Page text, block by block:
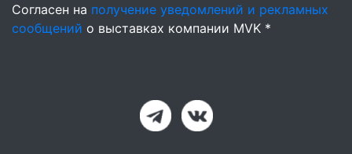
Согласен на получение уведомлений и рекламных
сообщений о выставках компании MVK *